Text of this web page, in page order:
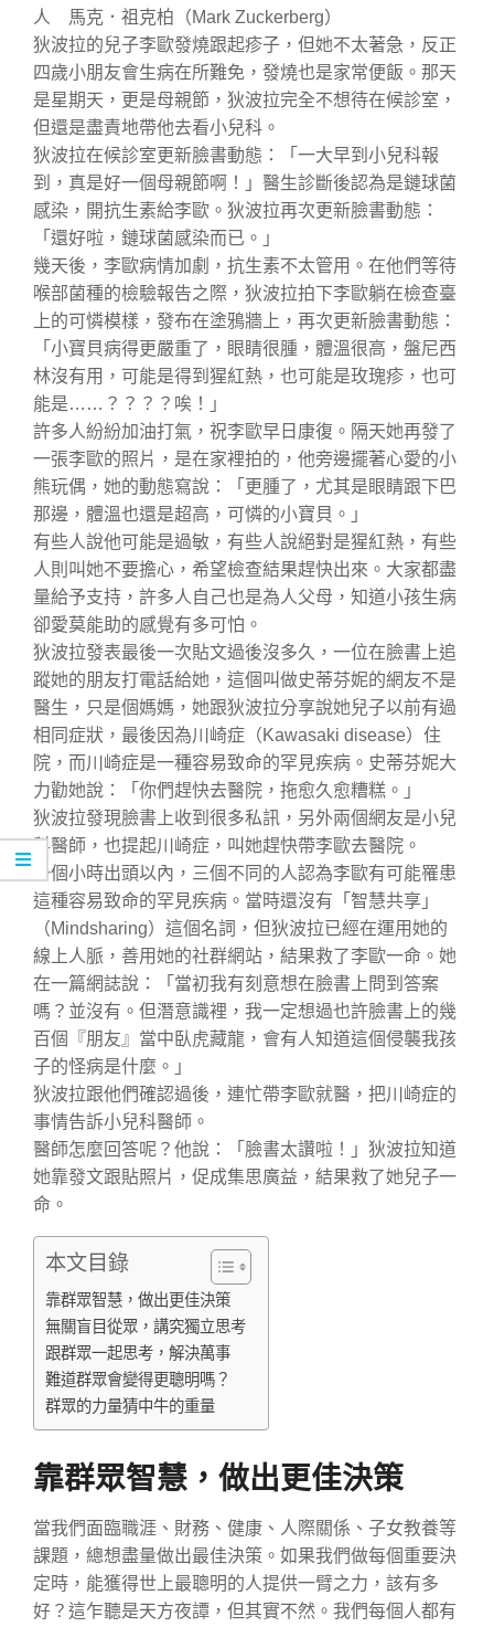
人 馬克．祖克柏（Mark Zuckerberg）
狄波拉的兒子李歐發燒跟起疹子，但她不太著急，反正
四歲小朋友會生病在所難免，發燒也是家常便飯。那天
是星期天，更是母親節，狄波拉完全不想待在候診室，
但還是盡責地帶他去看小兒科。
狄波拉在候診室更新臉書動態：「一大早到小兒科報
到，真是好一個母親節啊！」醫生診斷後認為是鏈球菌
感染，開抗生素給李歐。狄波拉再次更新臉書動態：
「還好啦，鏈球菌感染而已。」
幾天後，李歐病情加劇，抗生素不太管用。在他們等待
喉部菌種的檢驗報告之際，狄波拉拍下李歐躺在檢查臺
上的可憐模樣，發布在塗鴉牆上，再次更新臉書動態：
「小寶貝病得更嚴重了，眼睛很腫，體溫很高，盤尼西
林沒有用，可能是得到猩紅熱，也可能是玫瑰疹，也可
能是……？？？？唉！」
許多人紛紛加油打氣，祝李歐早日康復。隔天她再發了
一張李歐的照片，是在家裡拍的，他旁邊擺著心愛的小
熊玩偶，她的動態寫說：「更腫了，尤其是眼睛跟下巴
那邊，體溫也還是超高，可憐的小寶貝。」
有些人說他可能是過敏，有些人說絕對是猩紅熱，有些
人則叫她不要擔心，希望檢查結果趕快出來。大家都盡
量給予支持，許多人自己也是為人父母，知道小孩生病
卻愛莫能助的感覺有多可怕。
狄波拉發表最後一次貼文過後沒多久，一位在臉書上追
蹤她的朋友打電話給她，這個叫做史蒂芬妮的網友不是
醫生，只是個媽媽，她跟狄波拉分享說她兒子以前有過
相同症狀，最後因為川崎症（Kawasaki disease）住
院，而川崎症是一種容易致命的罕見疾病。史蒂芬妮大
力勸她說：「你們趕快去醫院，拖愈久愈糟糕。」
狄波拉發現臉書上收到很多私訊，另外兩個網友是小兒
科醫師，也提起川崎症，叫她趕快帶李歐去醫院。
一個小時出頭以內，三個不同的人認為李歐有可能罹患
這種容易致命的罕見疾病。當時還沒有「智慧共享」
（Mindsharing）這個名詞，但狄波拉已經在運用她的
線上人脈，善用她的社群網站，結果救了李歐一命。她
在一篇網誌說：「當初我有刻意想在臉書上問到答案
嗎？並沒有。但潛意識裡，我一定想過也許臉書上的幾
百個『朋友』當中臥虎藏龍，會有人知道這個侵襲我孩
子的怪病是什麼。」
狄波拉跟他們確認過後，連忙帶李歐就醫，把川崎症的
事情告訴小兒科醫師。
醫師怎麼回答呢？他說：「臉書太讚啦！」狄波拉知道
她靠發文跟貼照片，促成集思廣益，結果救了她兒子一
命。
本文目錄
靠群眾智慧，做出更佳決策
無關盲目從眾，講究獨立思考
跟群眾一起思考，解決萬事
難道群眾會變得更聰明嗎？
群眾的力量猜中牛的重量
靠群眾智慧，做出更佳決策
當我們面臨職涯、財務、健康、人際關係、子女教養等
課題，總想盡量做出最佳決策。如果我們做每個重要決
定時，能獲得世上最聰明的人提供一臂之力，該有多
好？這乍聽是天方夜譚，但其實不然。我們每個人都有